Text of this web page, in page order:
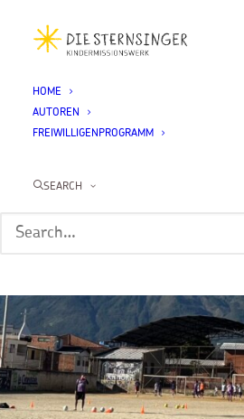
HOME
AUTOREN
FREIWILLIGENPROGRAMM
SEARCH